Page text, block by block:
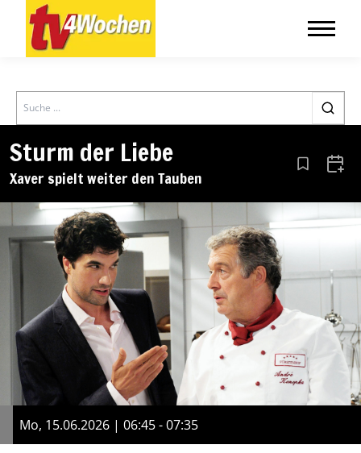
Search
Sturm der Liebe
Xaver spielt weiter den Tauben Aus den
Mo, 15.06.2026 | 06:45 - 07:35